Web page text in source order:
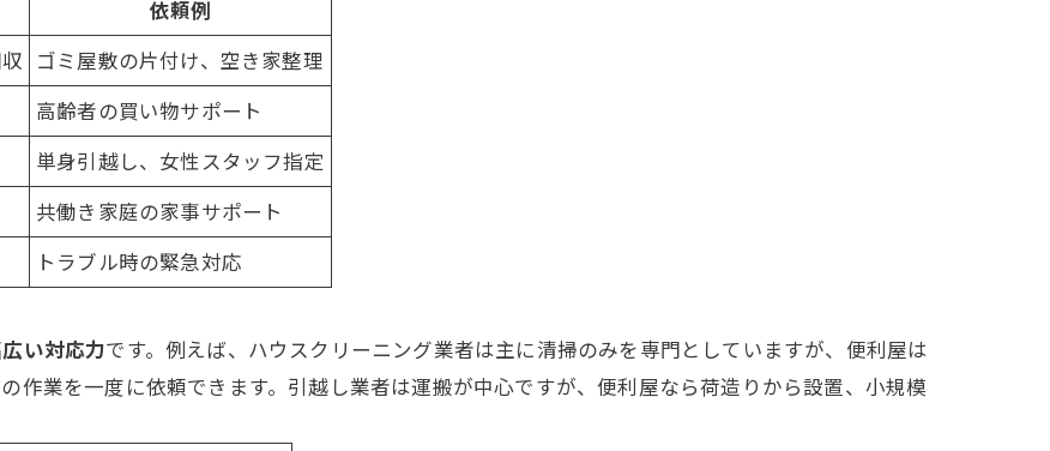
依頼例
ゴミ屋敷の片付け、空き家整理
高齢者の買い物サポート
単身引越し、女性スタッフ指定
共働き家庭の家事サポート
トラブル時の緊急対応
い対応力です。例えば、ハウスクリーニング業者は主に清掃のみを専門としていますが、便利屋は
作業を一度に依頼できます。引越し業者は運搬が中心ですが、便利屋なら荷造りから設置、小規模
お問い合わせはこちら
お問い合わせはこちら